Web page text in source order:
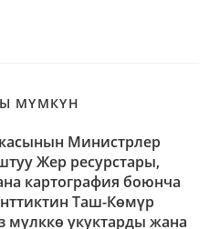
МҮМКҮН
Министрлер
Жер ресурстары,
картография боюнча
Таш-Көмүр
укуктарды жана